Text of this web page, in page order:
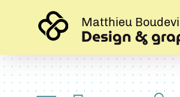
Matthieu
Design &